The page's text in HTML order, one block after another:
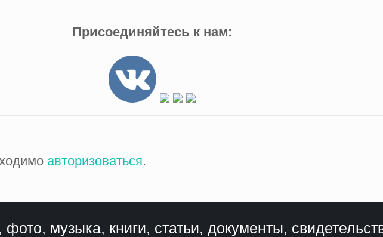
Присоединяйтесь к нам:
авторизоваться.
музыка, книги, статьи, документы,